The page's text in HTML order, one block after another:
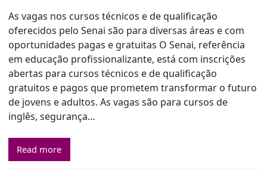
As vagas nos cursos técnicos e de qualificação
oferecidos pelo Senai são para diversas áreas e com
oportunidades pagas e gratuitas O Senai, referência
em educação profissionalizante, está com inscrições
abertas para cursos técnicos e de qualificação
gratuitos e pagos que prometem transformar o futuro
de jovens e adultos. As vagas são para cursos de
inglês, segurança…
Read more